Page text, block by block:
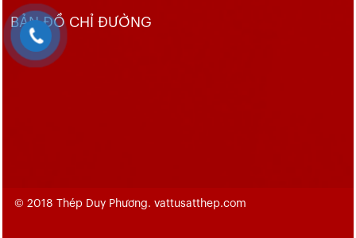
BẢN ĐỒ CHỈ ĐƯỜNG
© 2018 Thép Duy Phương. vattusatthep.com